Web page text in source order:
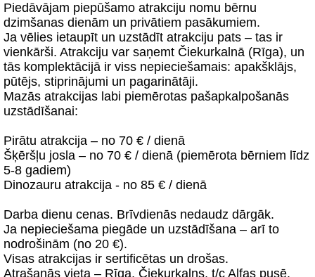
Piedāvājam piepūšamo atrakciju nomu bērnu
dzimšanas dienām un privātiem pasākumiem.
Ja vēlies ietaupīt un uzstādīt atrakciju pats – tas ir
vienkārši. Atrakciju var saņemt Čiekurkalnā (Rīga), un
tās komplektācijā ir viss nepieciešamais: apakšklājs,
pūtējs, stiprinājumi un pagarinātāji.
Mazās atrakcijas labi piemērotas pašapkalpošanās
uzstādīšanai:
Pirātu atrakcija – no 70 € / dienā
Šķēršļu josla – no 70 € / dienā (piemērota bērniem līdz
5-8 gadiem)
Dinozauru atrakcija - no 85 € / dienā
Darba dienu cenas. Brīvdienās nedaudz dārgāk.
Ja nepieciešama piegāde un uzstādīšana – arī to
nodrošinām (no 20 €).
Visas atrakcijas ir sertificētas un drošas.
Atrašanās vieta – Rīga, Čiekurkalns, t/c Alfas pusē.